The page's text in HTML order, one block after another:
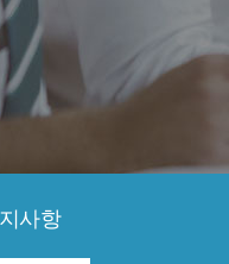
사항